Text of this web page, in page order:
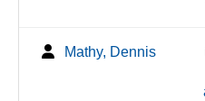
Mathy, Dennis